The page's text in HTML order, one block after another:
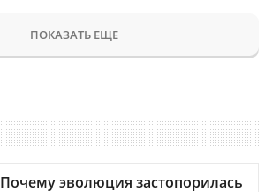
ПОКАЗАТЬ ЕЩЕ
Почему эволюция застопорилась